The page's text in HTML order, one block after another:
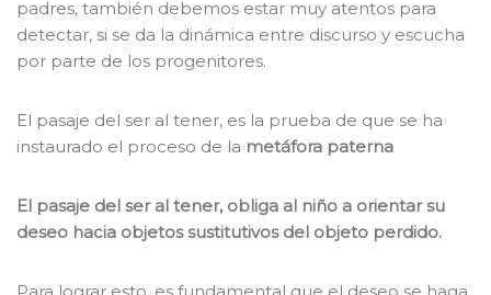
padres, también debemos estar muy atentos para
detectar, si se da la dinámica entre discurso y escucha
por parte de los progenitores.
El pasaje del ser al tener, es la prueba de que se ha
instaurado el proceso de la metáfora paterna
El pasaje del ser al tener, obliga al niño a orientar su
deseo hacia objetos sustitutivos del objeto perdido.